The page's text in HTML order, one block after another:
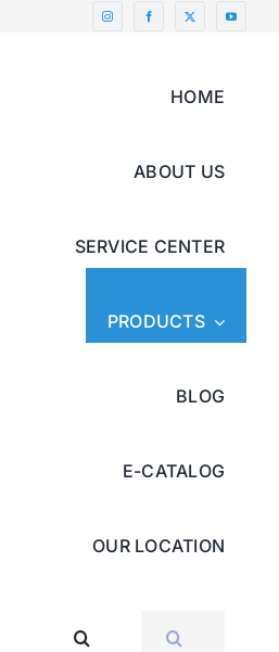
HOME
ABOUT US
SERVICE CENTER
PRODUCTS
BLOG
E-CATALOG
OUR LOCATION
FOR: